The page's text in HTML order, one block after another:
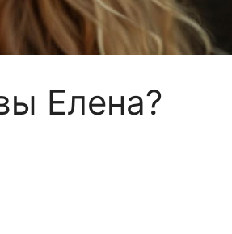
Елена?